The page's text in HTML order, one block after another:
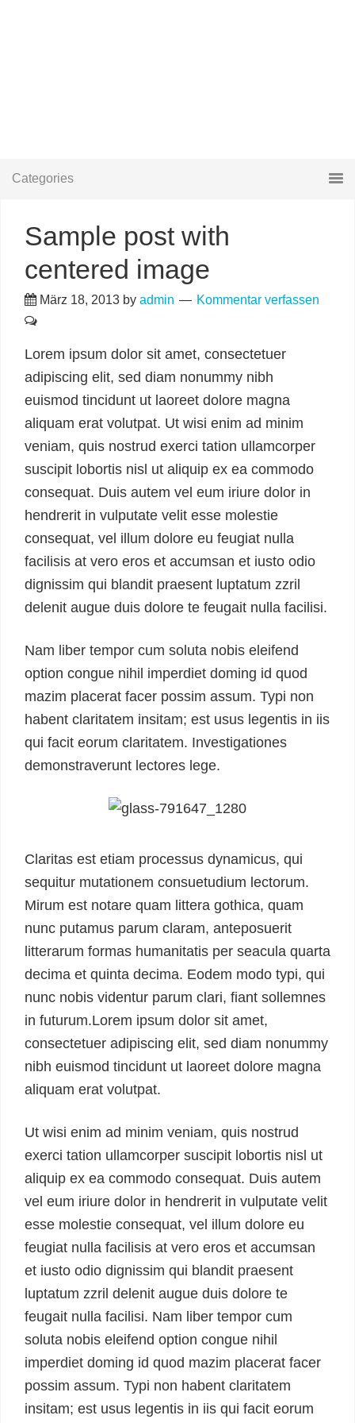
Categories
Sample post with
centered image
März 18, 2013 by admin Kommentar verfassen
Lorem ipsum dolor sit amet, consectetuer
adipiscing elit, sed diam nonummy nibh
euismod tincidunt ut laoreet dolore magna
aliquam erat volutpat. Ut wisi enim ad minim
veniam, quis nostrud exerci tation ullamcorper
suscipit lobortis nisl ut aliquip ex ea commodo
consequat. Duis autem vel eum iriure dolor in
hendrerit in vulputate velit esse molestie
consequat, vel illum dolore eu feugiat nulla
facilisis at vero eros et accumsan et iusto odio
dignissim qui blandit praesent luptatum zzril
delenit augue duis dolore te feugait nulla facilisi.
Nam liber tempor cum soluta nobis eleifend
option congue nihil imperdiet doming id quod
mazim placerat facer possim assum. Typi non
habent claritatem insitam; est usus legentis in iis
qui facit eorum claritatem. Investigationes
demonstraverunt lectores lege.
Claritas est etiam processus dynamicus, qui
sequitur mutationem consuetudium lectorum.
Mirum est notare quam littera gothica, quam
nunc putamus parum claram, anteposuerit
litterarum formas humanitatis per seacula quarta
decima et quinta decima. Eodem modo typi, qui
nunc nobis videntur parum clari, fiant sollemnes
in futurum.Lorem ipsum dolor sit amet,
consectetuer adipiscing elit, sed diam nonummy
nibh euismod tincidunt ut laoreet dolore magna
aliquam erat volutpat.
Ut wisi enim ad minim veniam, quis nostrud
exerci tation ullamcorper suscipit lobortis nisl ut
aliquip ex ea commodo consequat. Duis autem
vel eum iriure dolor in hendrerit in vulputate velit
esse molestie consequat, vel illum dolore eu
feugiat nulla facilisis at vero eros et accumsan
et iusto odio dignissim qui blandit praesent
luptatum zzril delenit augue duis dolore te
feugait nulla facilisi. Nam liber tempor cum
soluta nobis eleifend option congue nihil
imperdiet doming id quod mazim placerat facer
possim assum. Typi non habent claritatem
insitam; est usus legentis in iis qui facit eorum